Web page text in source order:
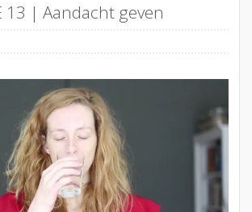
13 | Aandacht geven